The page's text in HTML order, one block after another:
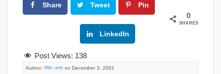
Share Tweet Pin
LinkedIn
0
SHARES
Post Views: 138
Author: নিউজ ডেস্ক on December 3, 2001